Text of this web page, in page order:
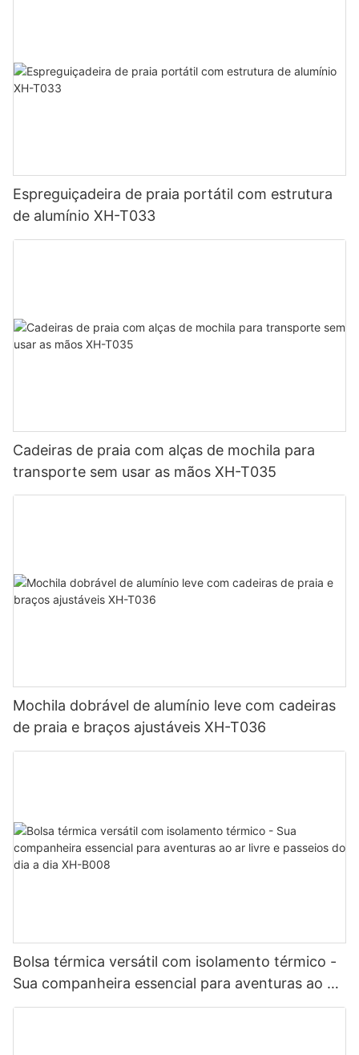
Espreguiçadeira de praia portátil com estrutura
de alumínio XH-T033
Cadeiras de praia com alças de mochila para
transporte sem usar as mãos XH-T035
Mochila dobrável de alumínio leve com cadeiras
de praia e braços ajustáveis ​​XH-T036
Bolsa térmica versátil com isolamento térmico -
Sua companheira essencial para aventuras ao ar
livre e passeios do dia a dia XH-B008